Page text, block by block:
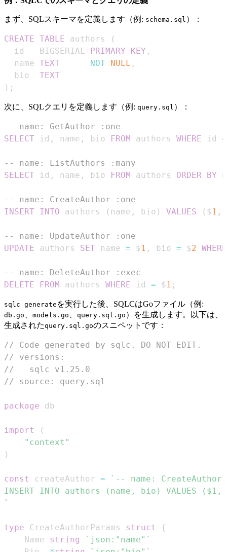
まず、SQLスキーマを定義します（例: schema.sql ）：
CREATE TABLE authors
(
  id   BIGSERIAL
PRIMARY KEY ,
  name
TEXT NOT NULL ,
  bio
TEXT
) ;
次に、SQLクエリを定義します（例: query.sql ）：
-- name: GetAuthor :one
SELECT id , name , bio FROM authors WHERE id =
-- name: ListAuthors :many
SELECT id , name , bio FROM authors ORDER BY
-- name: CreateAuthor :one
INSERT INTO authors ( name , bio ) VALUES ( $1 ,
-- name: UpdateAuthor :one
UPDATE authors SET name = $1 , bio = $2 WHERE
-- name: DeleteAuthor :exec
DELETE
FROM authors WHERE id = $1 ;
sqlc generate を実行した後、SQLCはGoファイル（例:
db.go models.go query.sql.go ）を生成します。以下は、
生成されたquery.sql.goのスニペットです：
// Code generated by sqlc. DO NOT EDIT.
// versions:
//   sqlc v1.25.0
// source: query.sql
package
import
(
"context"
)
const createAuthor =
`
type CreateAuthorParams struct
{
	Name
string
`json:"name"`